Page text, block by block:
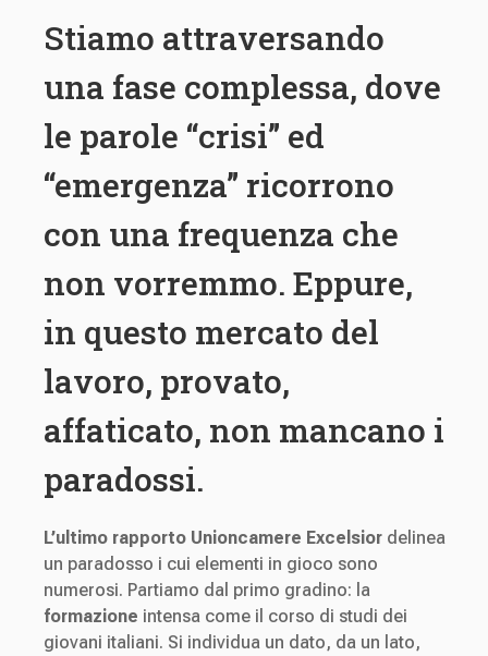
Stiamo attraversando
una fase complessa, dove
le parole “crisi” ed
“emergenza” ricorrono
con una frequenza che
non vorremmo. Eppure,
in questo mercato del
lavoro, provato,
affaticato, non mancano i
paradossi.
L’ultimo rapporto Unioncamere Excelsior delinea
un paradosso i cui elementi in gioco sono
numerosi. Partiamo dal primo gradino: la
formazione intensa come il corso di studi dei
giovani italiani. Si individua un dato, da un lato,